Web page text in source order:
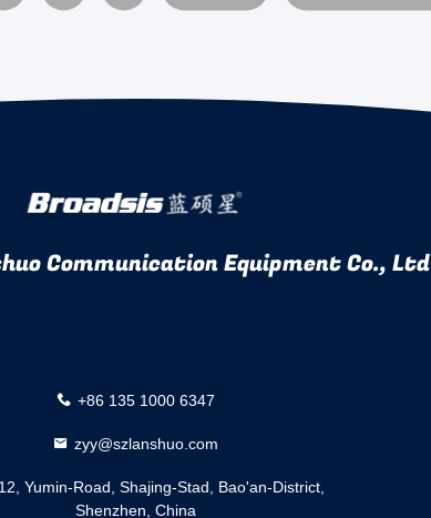
Communication Equipment Co., Ltd
+86 135 1000 6347
zyy@szlanshuo.com
Yumin-Road, Shajing-Stad, Bao'an-District,
Shenzhen, China